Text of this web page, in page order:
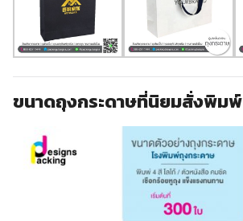
ขนาดถุงกระดาษที่นิยมสั่งพิมพ์